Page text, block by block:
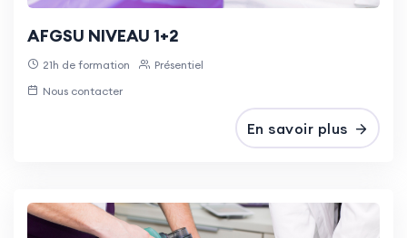
AFGSU NIVEAU 1+2
21h de formation
Présentiel
Nous contacter
En savoir plus